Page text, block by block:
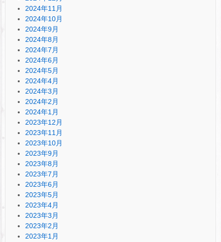
2024年11月
2024年10月
2024年9月
2024年8月
2024年7月
2024年6月
2024年5月
2024年4月
2024年3月
2024年2月
2024年1月
2023年12月
2023年11月
2023年10月
2023年9月
2023年8月
2023年7月
2023年6月
2023年5月
2023年4月
2023年3月
2023年2月
2023年1月